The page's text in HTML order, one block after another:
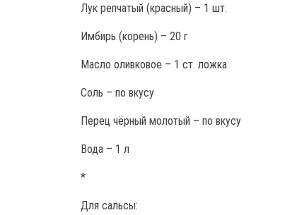
Лук репчатый (красный) – 1 шт.
Имбирь (корень) – 20 г
Масло оливковое – 1 ст. ложка
Соль – по вкусу
Перец чёрный молотый – по вкусу
Вода – 1 л
*
Для сальсы: